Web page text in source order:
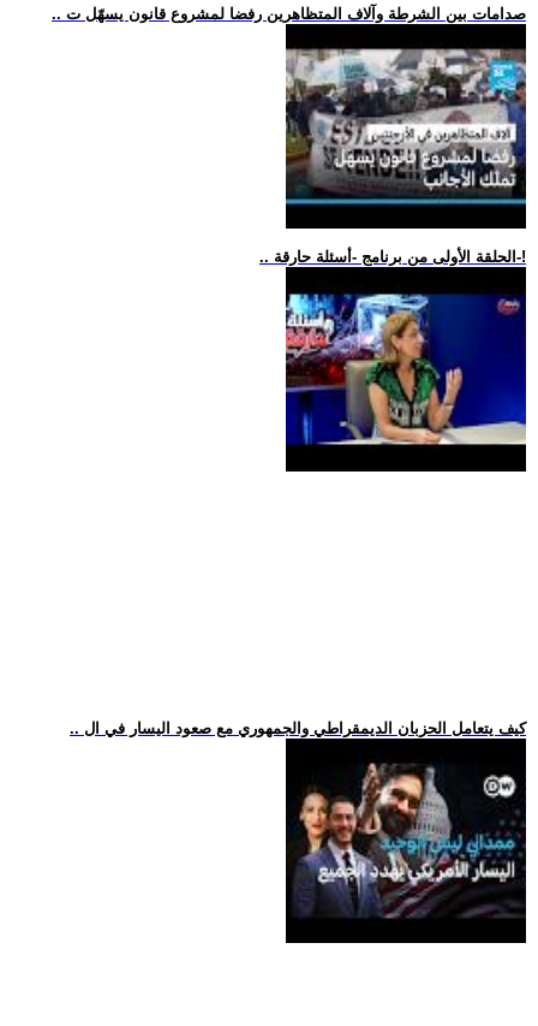
.. صدامات بين الشرطة وآلاف المتظاهرين رفضا لمشروع قانون يسهّل ت
.. الحلقة الأولى من برنامج -أسئلة حارقة-!
.. كيف يتعامل الحزبان الديمقراطي والجمهوري مع صعود اليسار في ال